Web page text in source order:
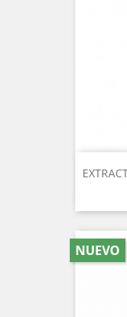
NUEVO